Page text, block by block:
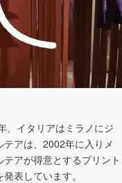
、イタリアはミラノにジ
アは、2002年に入りメ
アが得意とするプリント
表しています。